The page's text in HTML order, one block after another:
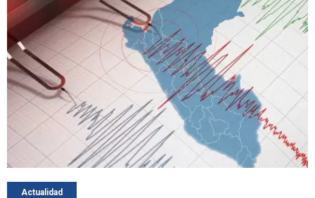
Actualidad